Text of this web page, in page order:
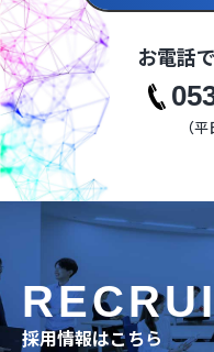
お電話
（
採用情報はこちら